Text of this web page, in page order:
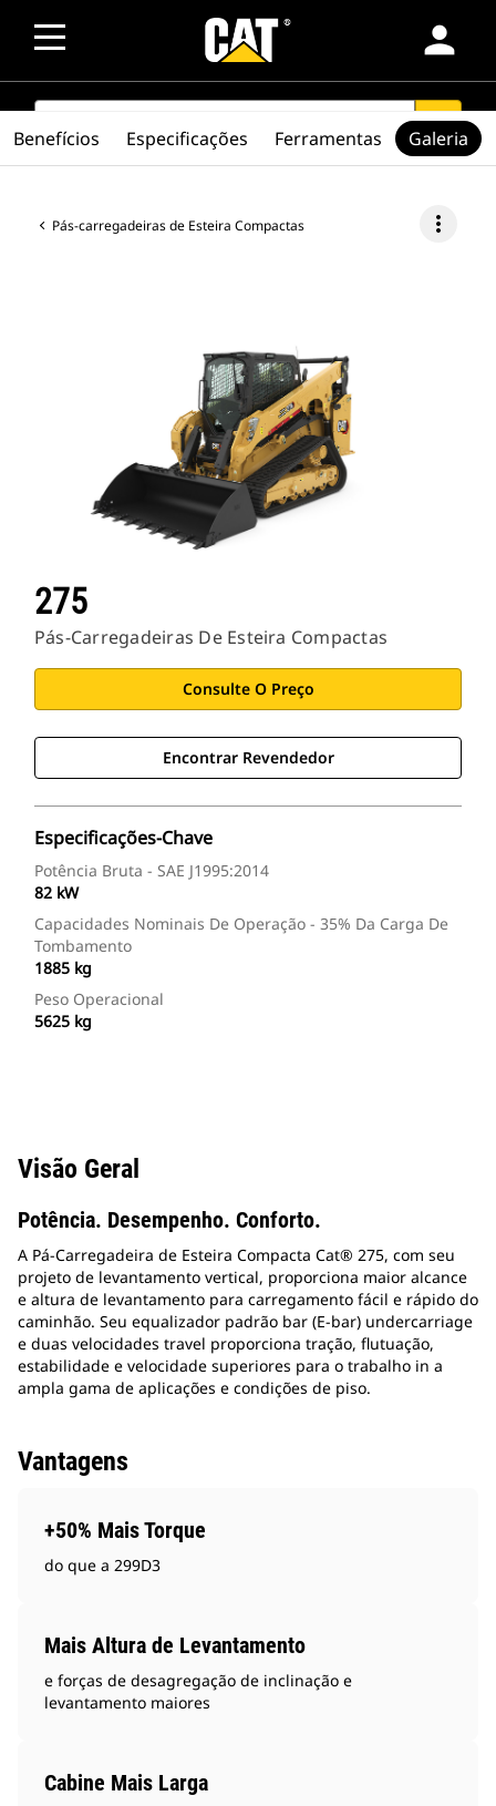
person
SEARCH search
Pás-carregadeiras de Esteira Compactas more_vert
275
Pás-Carregadeiras De Esteira Compactas
Consulte O Preço
Encontrar Revendedor
Especificações-Chave
Potência Bruta - SAE J1995:2014
82 kW
Capacidades Nominais De Operação - 35% Da Carga De
Tombamento
1885 kg
Peso Operacional
5625 kg
Benefícios Especificações Ferramentas Galeria
Visão Geral
Potência. Desempenho. Conforto.
A Pá-Carregadeira de Esteira Compacta Cat® 275, com seu
projeto de levantamento vertical, proporciona maior alcance
e altura de levantamento para carregamento fácil e rápido do
caminhão. Seu equalizador padrão bar (E-bar) undercarriage
e duas velocidades travel proporciona tração, flutuação,
estabilidade e velocidade superiores para o trabalho in a
ampla gama de aplicações e condições de piso.
Vantagens
+50% Mais Torque
do que a 299D3
Mais Altura de Levantamento
e forças de desagregação de inclinação e
levantamento maiores
Cabine Mais Larga